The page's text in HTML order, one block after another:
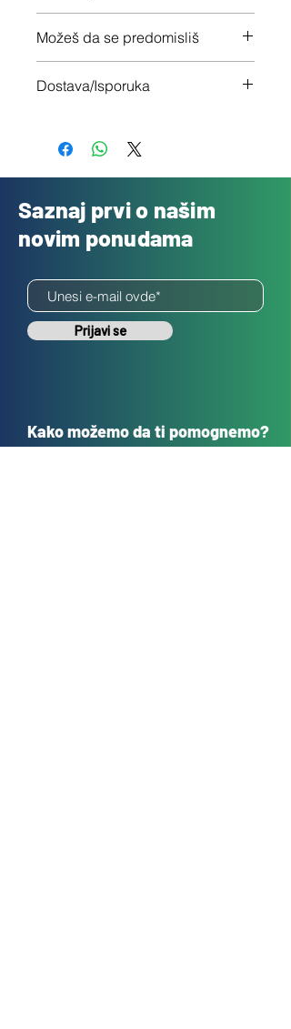
Možeš da se predomisliš
nisi zadovoljan
Dostava/Isporuka
Saznaj prvi o našim
novim ponudama
Prijavi se
Kako možemo da ti pomognemo?